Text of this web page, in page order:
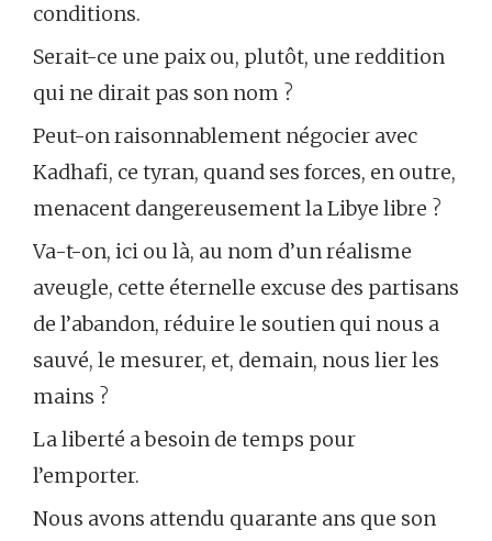
conditions.
Serait-ce une paix ou, plutôt, une reddition
qui ne dirait pas son nom ?
Peut-on raisonnablement négocier avec
Kadhafi, ce tyran, quand ses forces, en outre,
menacent dangereusement la Libye libre ?
Va-t-on, ici ou là, au nom d’un réalisme
aveugle, cette éternelle excuse des partisans
de l’abandon, réduire le soutien qui nous a
sauvé, le mesurer, et, demain, nous lier les
mains ?
La liberté a besoin de temps pour
l’emporter.
Nous avons attendu quarante ans que son